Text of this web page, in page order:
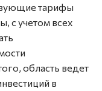
тарифы
с учетом всех
область ведет
в